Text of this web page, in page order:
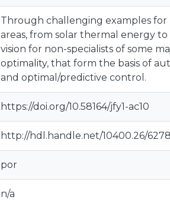
Through challenging examples for
areas, from solar thermal energy
vision for non-specialists of some
optimality, that form the basis of
and optimal/predictive control.
https://doi.org/10.58164/jfy1-ac10
http://hdl.handle.net/10400.26/
por
n/a